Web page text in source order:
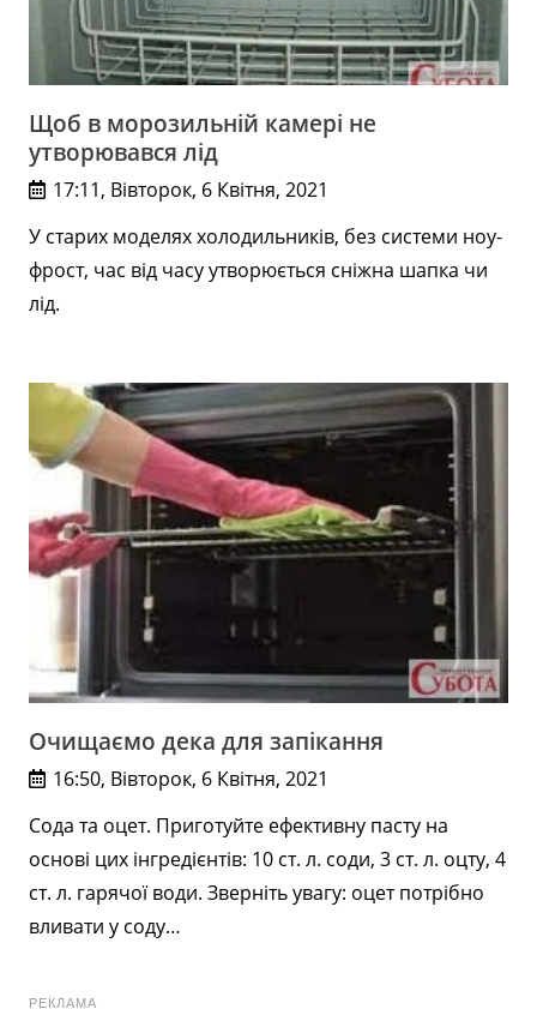
Щоб в морозильній камері не
утворювався лід
17:11, Вівторок, 6 Квітня, 2021
У старих моделях холодильників, без системи ноу-
фрост, час від часу утворюється сніжна шапка чи
лід.
Очищаємо дека для запікання
16:50, Вівторок, 6 Квітня, 2021
Сода та оцет. Приготуйте ефективну пасту на
основі цих інгредієнтів: 10 ст. л. соди, 3 ст. л. оцту, 4
ст. л. гарячої води. Зверніть увагу: оцет потрібно
вливати у соду…
РЕКЛАМА